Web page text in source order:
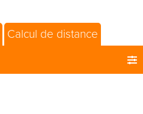
Calcul de distance